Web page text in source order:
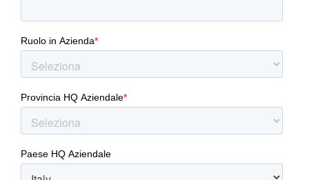
avanti solo le opzioni migliori verso le fasi di
valutazione successive, partendo con le
scelte migliori in termini di materiali
utilizzati sin dalla fase iniziale di design.
Argomenti:
Presentazione generale del tool Ansys Granta
Esempi pratici
Domande e risposte